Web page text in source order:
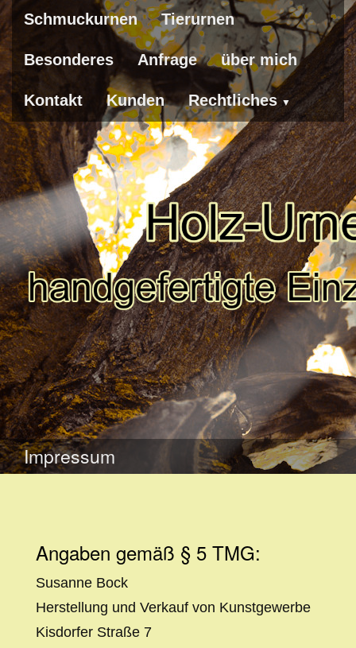
Schmuckurnen Tierurnen
Besonderes Anfrage über mich
Kontakt Kunden Rechtliches
WEITER
ZUM
INHALT
Impressum
Angaben gemäß § 5 TMG:
Susanne Bock
Herstellung und Verkauf von Kunstgewerbe
Kisdorfer Straße 7